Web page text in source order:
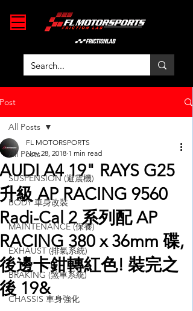
Post
All Posts
SUSPENSION (避震機)
BODY 車身改裝
MAINTENANCE (保養)
EXHAUST (排氣系統)
BRAKING (煞車系統)
CHASSIS 車身強化
All Posts
AUDI A4 19" RAYS G25
升級 AP RACING 9560
Radi-Cal 2 系列配 AP
RACING 380 x 36mm 碟,
後邊卡鉗轉紅色! 裝完之
後 19&
FL MOTORSPORTS
Nov 28, 2018 1 min read